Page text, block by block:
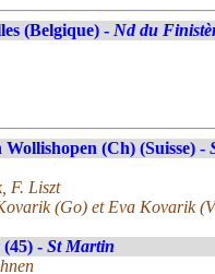
(Belgique) - Nd du
(Ch) (Suisse) -
F. Liszt
(Go) et Eva Kovarik
- St Martin